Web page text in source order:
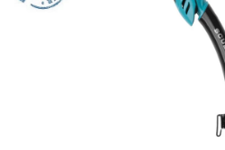
OBUV